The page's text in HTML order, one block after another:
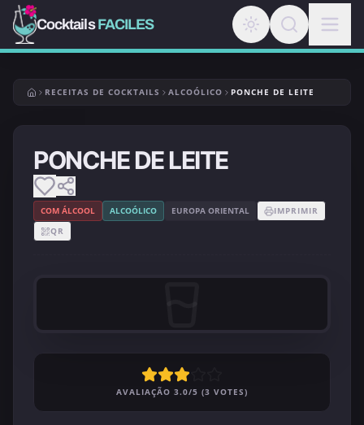
CocktailsFACILES
RECEITAS DE COCKTAILS ALCOÓLICO PONCHE DE LEITE
PONCHE DE LEITE
COM ÁLCOOL ALCOÓLICO EUROPA ORIENTAL
IMPRIMIR
QR
AVALIAÇÃO 3.0/5 (3 VOTES)